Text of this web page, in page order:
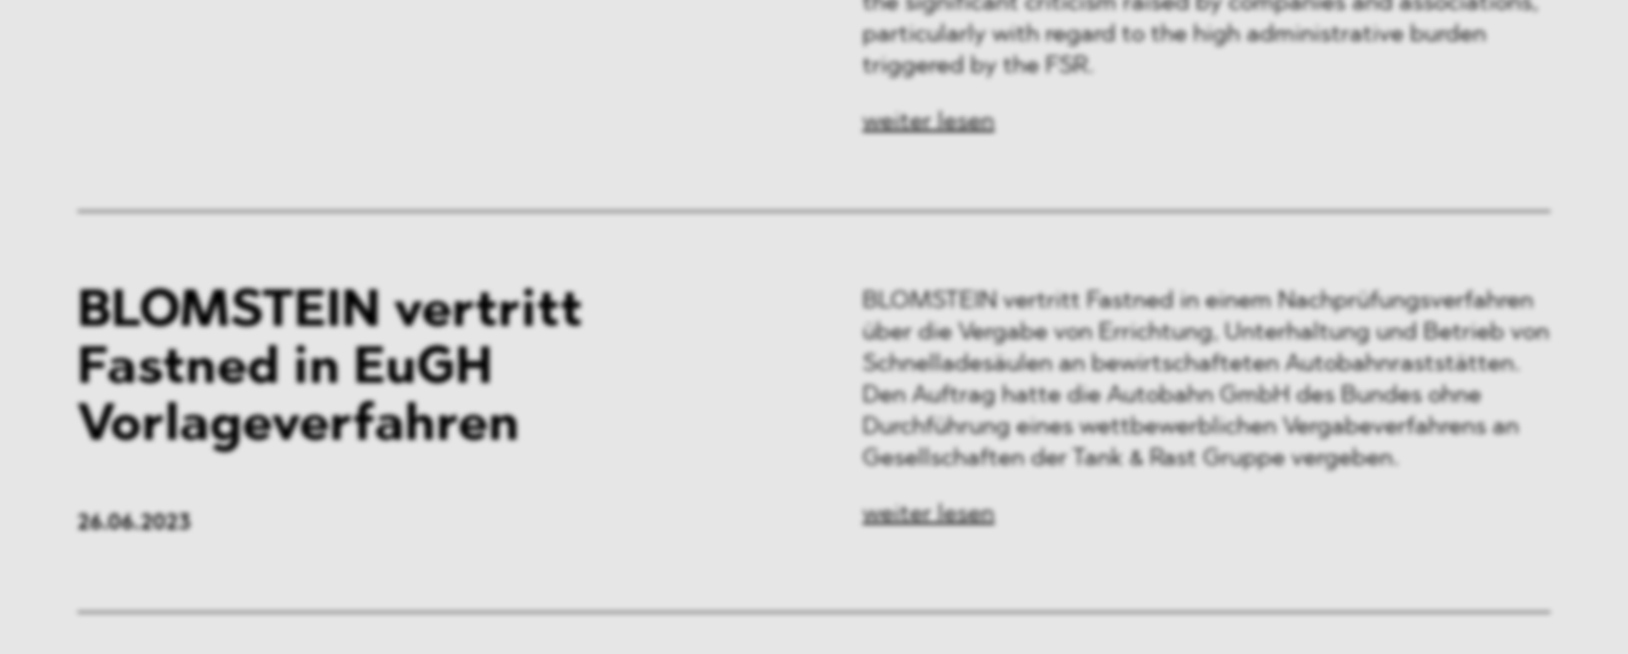
particularly with regard to the high administrative burden
triggered by the FSR.
weiter lesen
BLOMSTEIN vertritt
Fastned in EuGH
Vorlageverfahren
26.06.2023
BLOMSTEIN vertritt Fastned in einem Nachprüfungsverfahren
über die Vergabe von Errichtung, Unterhaltung und Betrieb von
Schnelladesäulen an bewirtschafteten Autobahnraststätten.
Den Auftrag hatte die Autobahn GmbH des Bundes ohne
Durchführung eines wettbewerblichen Vergabeverfahrens an
Gesellschaften der Tank & Rast Gruppe vergeben.
weiter lesen